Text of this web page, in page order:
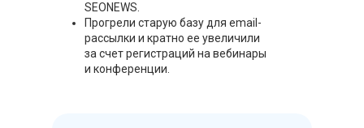
SEONEWS.
Прогрели старую базу для email-
рассылки и кратно ее увеличили
за счет регистраций на вебинары
и конференции.